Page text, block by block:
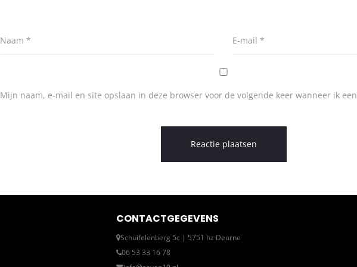
Naam * E-mail *
Mijn naam, e-mail en site opslaan in deze browser voor de volgende keer wanneer ik
CONTACTGEGEVENS
Schuifelenberg 5c | 5751 hz Deurne
06 53 33 16 78